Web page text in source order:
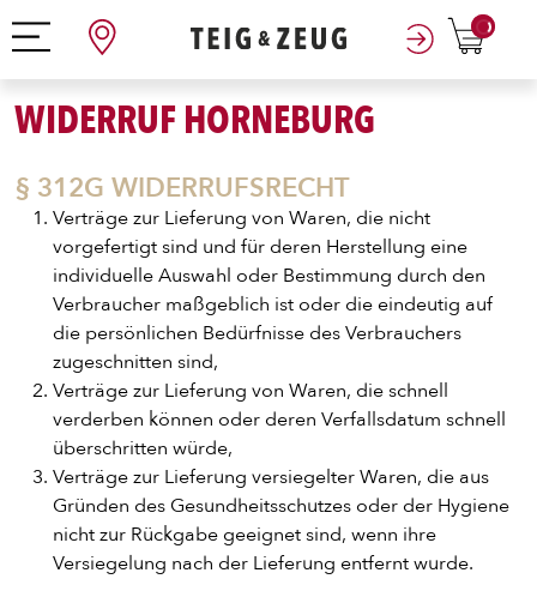
0
ENTDECKE UNSER ZEUG
WIDERRUF HORNEBURG
§ 312G WIDERRUFSRECHT
Verträge zur Lieferung von Waren, die nicht
vorgefertigt sind und für deren Herstellung eine
individuelle Auswahl oder Bestimmung durch den
Verbraucher maßgeblich ist oder die eindeutig auf
die persönlichen Bedürfnisse des Verbrauchers
zugeschnitten sind,
Verträge zur Lieferung von Waren, die schnell
verderben können oder deren Verfallsdatum schnell
überschritten würde,
Verträge zur Lieferung versiegelter Waren, die aus
Gründen des Gesundheitsschutzes oder der Hygiene
nicht zur Rückgabe geeignet sind, wenn ihre
Versiegelung nach der Lieferung entfernt wurde.